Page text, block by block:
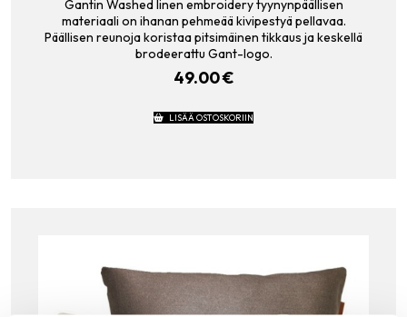
Gantin Washed linen embroidery tyynynpäällisen
materiaali on ihanan pehmeää kivipestyä pellavaa.
Päällisen reunoja koristaa pitsimäinen tikkaus ja keskellä
brodeerattu Gant-logo.
49.00€
LISÄÄ OSTOSKORIIN